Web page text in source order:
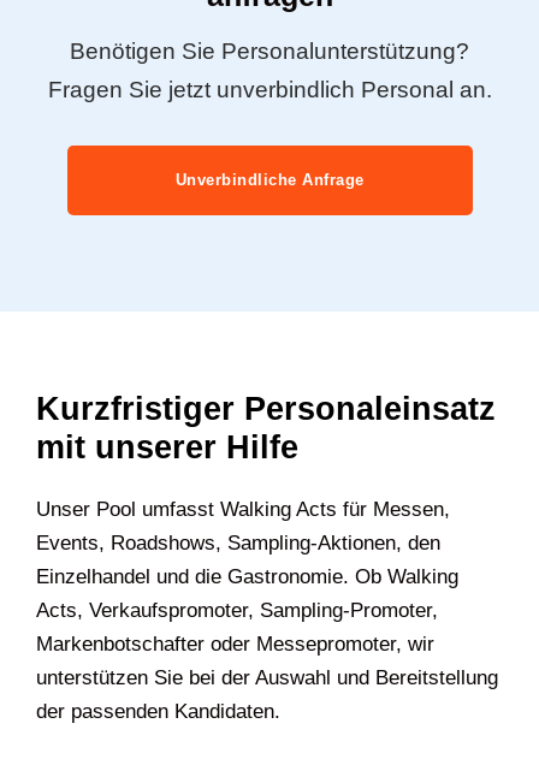
Benötigen Sie Personalunterstützung?
Fragen Sie jetzt unverbindlich Personal an.
Unverbindliche Anfrage
Kurzfristiger Personaleinsatz
mit unserer Hilfe
Unser Pool umfasst Walking Acts für Messen,
Events, Roadshows, Sampling-Aktionen, den
Einzelhandel und die Gastronomie. Ob Walking
Acts, Verkaufspromoter, Sampling-Promoter,
Markenbotschafter oder Messepromoter, wir
unterstützen Sie bei der Auswahl und Bereitstellung
der passenden Kandidaten.